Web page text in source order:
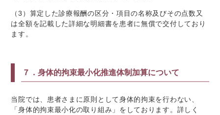
（3）算定した診療報酬の区分・項目の名称及びその点数又
は全額を記載した詳細な明細書を患者に無償で交付しており
ます。
７．身体的拘束最小化推進体制加算について
当院では、患者さまに原則として身体的拘束を行わない、
「身体的拘束最小化の取り組み」をしております。詳しく